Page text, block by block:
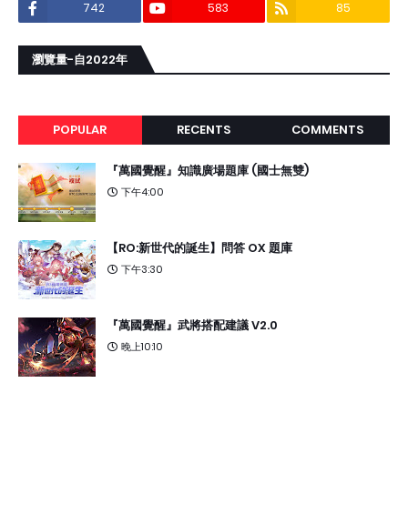
742 583 85
瀏覽量-自2022年
POPULAR RECENTS COMMENTS
『萬國覺醒』知識廣場題庫 (國士無雙)
下午4:00
【RO:新世代的誕生】問答 OX 題庫
下午3:30
『萬國覺醒』武將搭配建議 V2.0
晚上10:10